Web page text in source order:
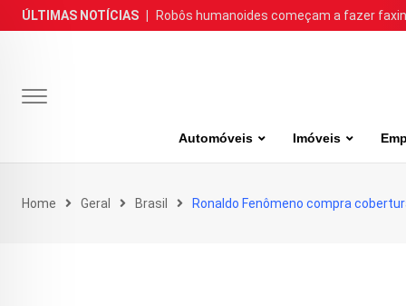
Skip
to
ÚLTIMAS NOTÍCIAS Robôs humanoides começam a fazer
Automóveis Imóveis
Home Geral Brasil Ronaldo Fenômeno compra